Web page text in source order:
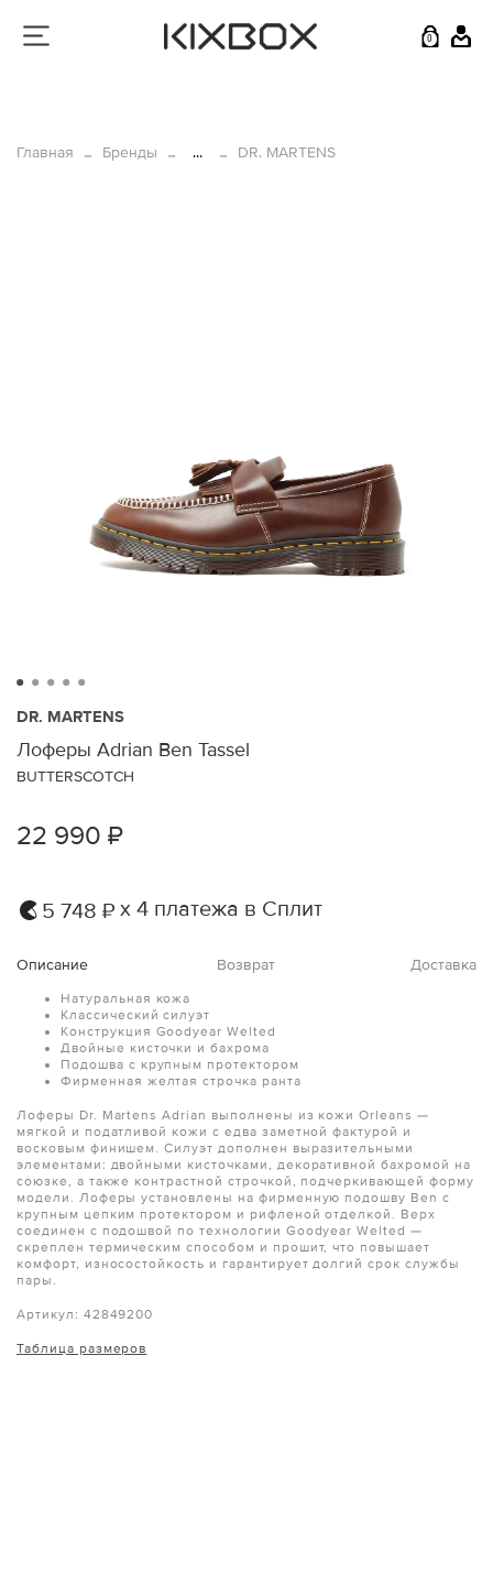
0
Главная Бренды ... DR. MARTENS
DR. MARTENS
Лоферы Adrian Ben Tassel
BUTTERSCOTCH
22 990 ₽
5 748 ₽ х 4 платежа в Сплит
Описание Возврат Доставка
Натуральная кожа
Классический силуэт
Конструкция Goodyear Welted
Двойные кисточки и бахрома
Подошва с крупным протектором
Фирменная желтая строчка ранта
Лоферы Dr. Martens Adrian выполнены из кожи Orleans —
мягкой и податливой кожи с едва заметной фактурой и
восковым финишем. Силуэт дополнен выразительными
элементами: двойными кисточками, декоративной бахромой на
союзке, а также контрастной строчкой, подчеркивающей форму
модели. Лоферы установлены на фирменную подошву Ben с
крупным цепким протектором и рифленой отделкой. Верх
соединен с подошвой по технологии Goodyear Welted —
скреплен термическим способом и прошит, что повышает
комфорт, износостойкость и гарантирует долгий срок службы
пары.
Артикул: 42849200
Таблица размеров